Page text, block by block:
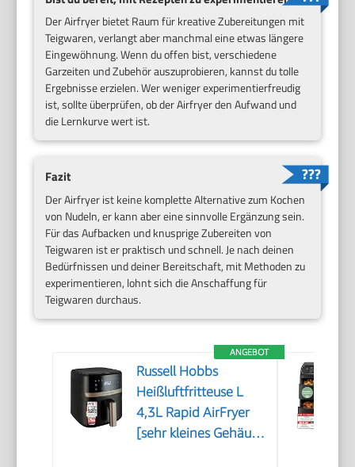
Der Airfryer bietet Raum für kreative Zubereitungen mit
Teigwaren, verlangt aber manchmal eine etwas längere
Eingewöhnung. Wenn du offen bist, verschiedene
Garzeiten und Zubehör auszuprobieren, kannst du tolle
Ergebnisse erzielen. Wer weniger experimentierfreudig
ist, sollte überprüfen, ob der Airfryer den Aufwand und
die Lernkurve wert ist.
Fazit
Der Airfryer ist keine komplette Alternative zum Kochen
von Nudeln, er kann aber eine sinnvolle Ergänzung sein.
Für das Aufbacken und knusprige Zubereiten von
Teigwaren ist er praktisch und schnell. Je nach deinen
Bedürfnissen und deiner Bereitschaft, mit Methoden zu
experimentieren, lohnt sich die Anschaffung für
Teigwaren durchaus.
ANGEBOT
Russell Hobbs
Heißluftfritteuse L
4,3L Rapid AirFryer
[sehr kleines Gehäuse,